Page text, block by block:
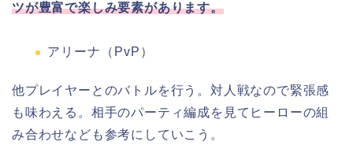
ツが豊富で楽しみ要素があります。
アリーナ（PvP）
他プレイヤーと のバトルを行う。対人戦なので緊張感
も味わえる。相手のパーティ編成を見てヒーローの組
み合わせなども参考にしていこう。